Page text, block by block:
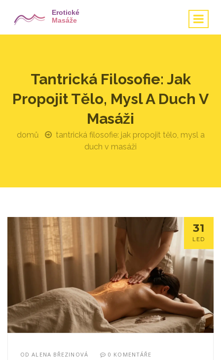
Tantrická Filosofie: Jak
Propojit Tělo, Mysl A Duch V
Masáži
domů
tantrická filosofie: jak propojit tělo, mysl a
duch v masáži
31
LED
ODALENA BŘEZINOVÁ 0 KOMENTÁŘE